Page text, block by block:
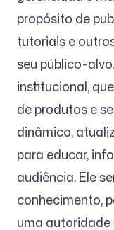
Central
propósito de
tutoriais e
seu público-
institucional,
de produtos e
dinâmico,
para educar,
audiência. Ele
conhecimento,
uma autoridade